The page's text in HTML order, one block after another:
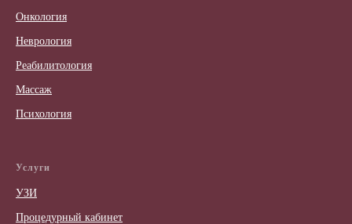
Онкология
Неврология
Реабилитология
Массаж
Психология
Услуги
УЗИ
Процедурный кабинет